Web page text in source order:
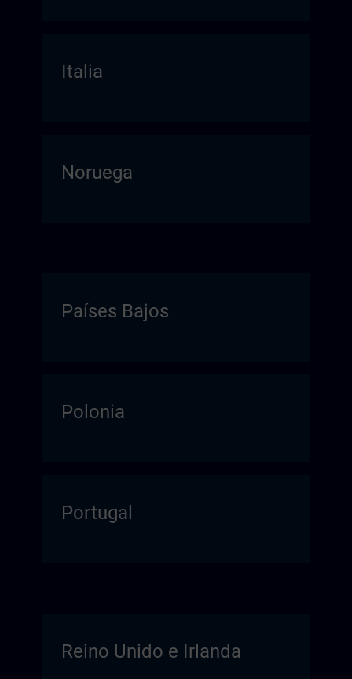
Italia
Noruega
Países Bajos
Polonia
Portugal
Reino Unido e Irlanda